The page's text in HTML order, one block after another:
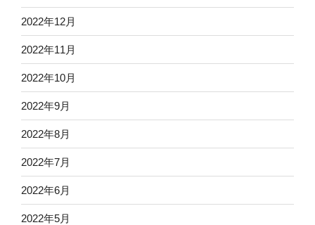
2022年12月
2022年11月
2022年10月
2022年9月
2022年8月
2022年7月
2022年6月
2022年5月